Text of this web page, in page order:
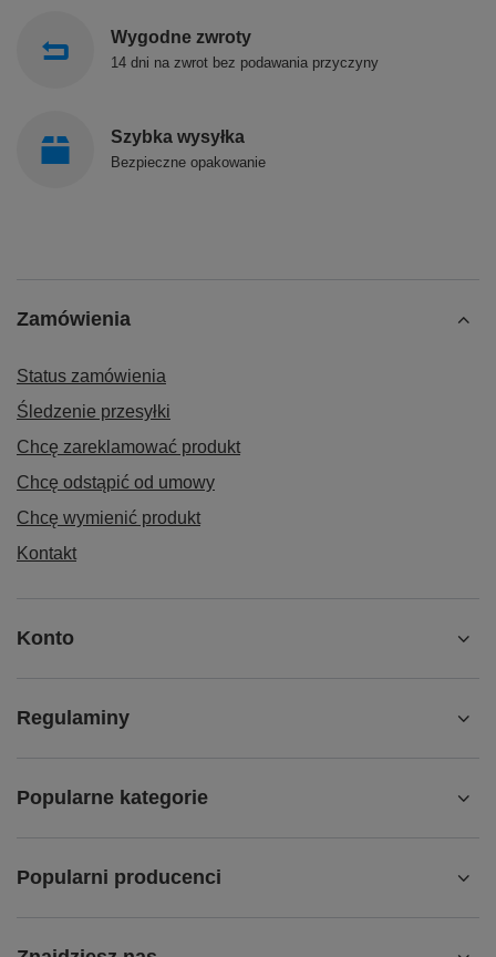
Wygodne zwroty
14 dni na zwrot bez podawania przyczyny
Szybka wysyłka
Bezpieczne opakowanie
Zamówienia
Status zamówienia
Śledzenie przesyłki
Chcę zareklamować produkt
Chcę odstąpić od umowy
Chcę wymienić produkt
Kontakt
Konto
Regulaminy
Popularne kategorie
Popularni producenci